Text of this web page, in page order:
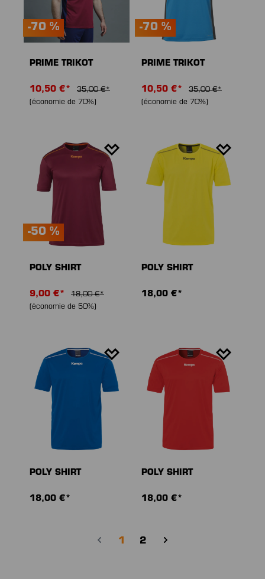
-70 %
PRIME TRIKOT
10,50 €*
35,00 €*
(économie de 70%)
-70 %
PRIME TRIKOT
10,50 €*
35,00 €*
(économie de 70%)
-50 %
POLY SHIRT
9,00 €*
18,00 €*
(économie de 50%)
POLY SHIRT
18,00 €*
POLY SHIRT
18,00 €*
POLY SHIRT
18,00 €*
Page
1 Page
2